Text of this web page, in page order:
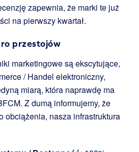
zapewnia, że marki te już
na pierwszy kwartał.
przestojów
marketingowe są ekscytujące,
/ Handel elektroniczny,
miarą, która naprawdę ma
Z dumą informujemy, że
obciążenia, nasza infrastruktura